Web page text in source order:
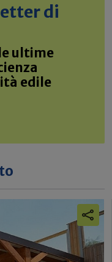
di
ultime
edile